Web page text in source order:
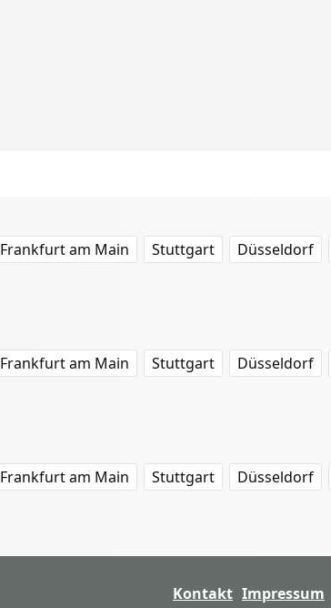
Frankfurt am Main Stuttgart Düsseldorf
Frankfurt am Main Stuttgart Düsseldorf
Frankfurt am Main Stuttgart Düsseldorf
Kontakt Impressum